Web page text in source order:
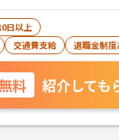
日以上
交通費支給 退職金制度
料 紹介しても